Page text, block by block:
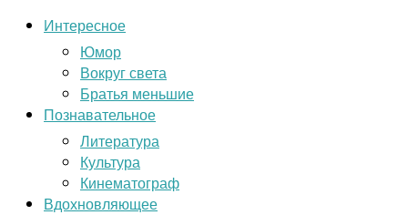
Интересное
Юмор
Вокруг света
Братья меньшие
Познавательное
Литература
Культура
Кинематограф
Вдохновляющее